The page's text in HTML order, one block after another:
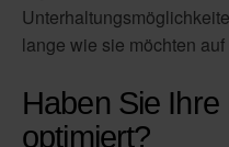
lange wie sie möchten
Haben Sie
optimiert?